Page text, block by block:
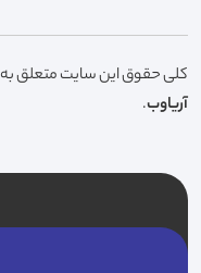
کلی حقوق این سایت متعلق به
آریاوب.